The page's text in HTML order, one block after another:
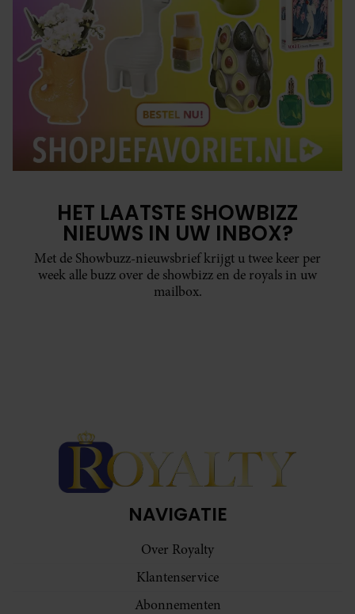
HET LAATSTE SHOWBIZZ
NIEUWS IN UW INBOX?
Met de Showbuzz-nieuwsbrief krijgt u twee keer per
week alle buzz over de showbizz en de royals in uw
mailbox.
NAVIGATIE
Over Royalty
Klantenservice
Abonnementen